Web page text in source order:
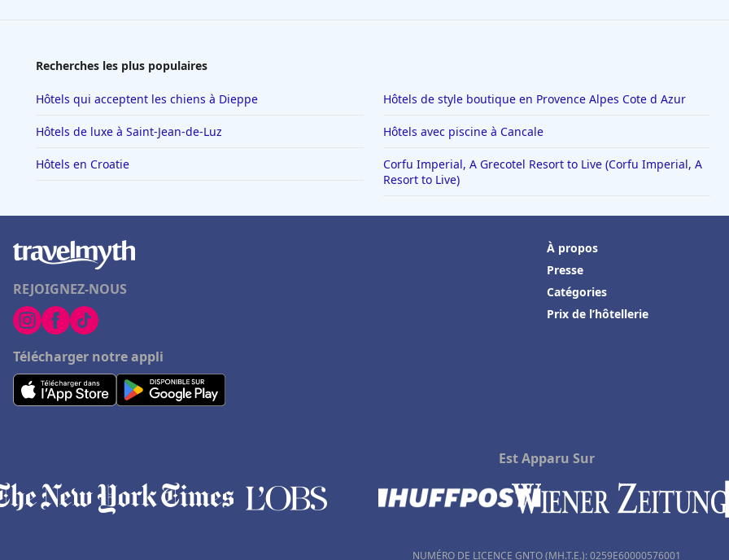
Recherches les plus populaires
Hôtels qui acceptent les chiens à Dieppe Hôtels de style boutique en Provence Alpes Cote d Azur
Hôtels de luxe à Saint-Jean-de-Luz Hôtels avec piscine à Cancale
Hôtels en Croatie
Corfu Imperial, A Grecotel Resort to Live (Corfu Imperial, A
Resort to Live)
REJOIGNEZ-NOUS
Télécharger notre appli
À propos
Presse
Catégories
Prix de l’hôtellerie
Est Apparu Sur
NUMÉRO DE LICENCE GNTO (MH.T.E.): 0259Ε60000576001